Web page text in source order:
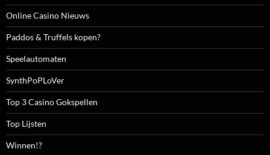
Online Casino Nieuws
Paddos & Truffels kopen?
Speelautomaten
SynthPoPLoVer
Top 3 Casino Gokspellen
Top Lijsten
Winnen!?